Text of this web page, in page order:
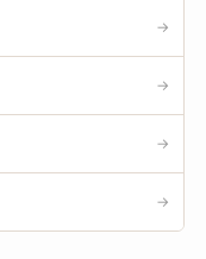
→
→
→
→